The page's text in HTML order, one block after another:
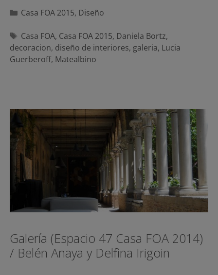
Categorías
Casa FOA 2015, Diseño
Etiquetas
Casa FOA, Casa FOA 2015, Daniela Bortz,
decoracion, diseño de interiores, galeria, Lucia
Guerberoff, Matealbino
Galería (Espacio 47 Casa FOA 2014)
/ Belén Anaya y Delfina Irigoin